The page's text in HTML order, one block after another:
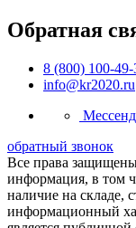
Обратная
8 (800) 100-49-
info@kr2020.ru
обратный звонок
Все права
информация, в том
наличие на складе,
информационный